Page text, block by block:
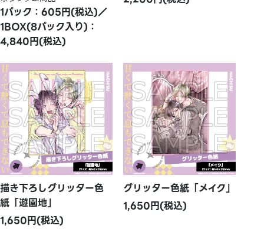
1パック：605円(税込)／
1BOX(8パック入り)：
4,840円(税込)
描き下ろしグリッター色
紙「遊園地」
1,650円(税込)
グリッター色紙「メイク」
1,650円(税込)